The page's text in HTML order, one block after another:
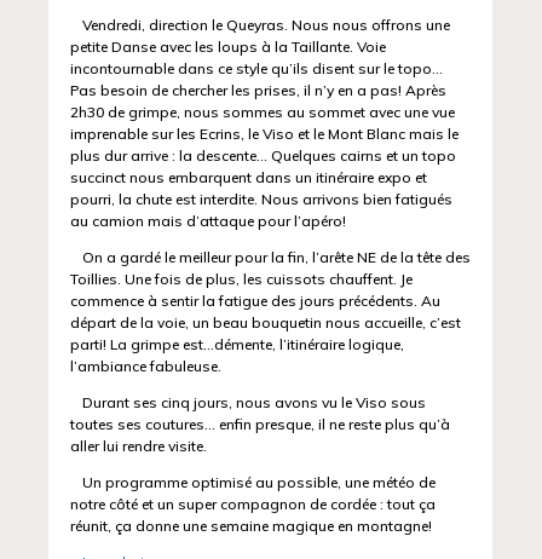
Vendredi, direction le Queyras. Nous nous offrons une
petite Danse avec les loups à la Taillante. Voie
incontournable dans ce style qu’ils disent sur le topo…
Pas besoin de chercher les prises, il n’y en a pas! Après
2h30 de grimpe, nous sommes au sommet avec une vue
imprenable sur les Ecrins, le Viso et le Mont Blanc mais le
plus dur arrive : la descente… Quelques cairns et un topo
succinct nous embarquent dans un itinéraire expo et
pourri, la chute est interdite. Nous arrivons bien fatigués
au camion mais d’attaque pour l’apéro!
On a gardé le meilleur pour la fin, l’arête NE de la tête des
Toillies. Une fois de plus, les cuissots chauffent. Je
commence à sentir la fatigue des jours précédents. Au
départ de la voie, un beau bouquetin nous accueille, c’est
parti! La grimpe est…démente, l’itinéraire logique,
l’ambiance fabuleuse.
Durant ses cinq jours, nous avons vu le Viso sous
toutes ses coutures… enfin presque, il ne reste plus qu’à
aller lui rendre visite.
Un programme optimisé au possible, une météo de
notre côté et un super compagnon de cordée : tout ça
réunit, ça donne une semaine magique en montagne!